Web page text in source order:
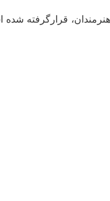
قرارگرفته